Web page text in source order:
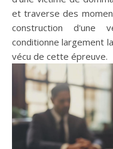
et traverse des
construction d'une
conditionne largement
vécu de cette épreuve.